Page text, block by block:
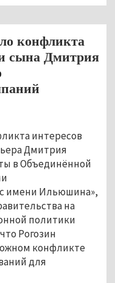
конфликта
сына Дмитрия
интересов
Дмитрия
в Объединённой
имени Ильюшина»,
на
политики
Рогозин
конфликте
для